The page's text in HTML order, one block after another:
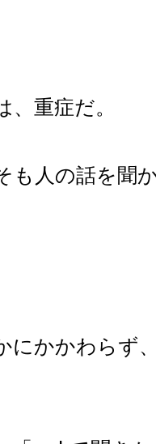
重症だ。
も人の話を聞
にかかわらず